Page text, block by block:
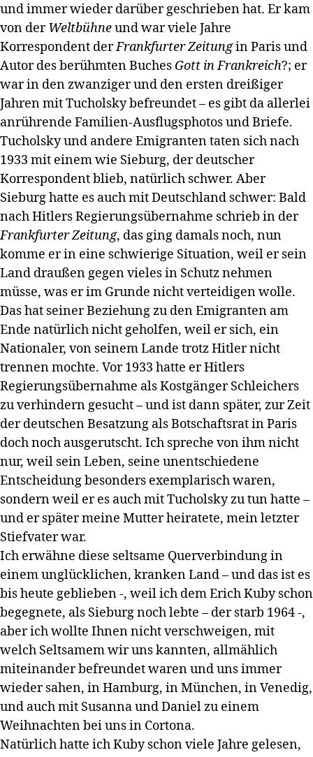
und immer wieder darüber geschrieben hat. Er kam
von derWeltbühneund war viele Jahre
Korrespondent derFrankfurter Zeitungin Paris und
Autor des berühmten Buches Gott in Frankreich?; er
war in den zwanziger und den ersten dreißiger
Jahren mit Tucholsky befreundet – es gibt da allerlei
anrührende Familien-Ausflugsphotos und Briefe.
Tucholsky und andere Emigranten taten sich nach
1933 mit einem wie Sieburg, der deutscher
Korrespondent blieb, natürlich schwer. Aber
Sieburg hatte es auch mit Deutschland schwer: Bald
nach Hitlers Regierungsübernahme schrieb in der
Frankfurter Zeitung, das ging damals noch, nun
komme er in eine schwierige Situation, weil er sein
Land draußen gegen vieles in Schutz nehmen
müsse, was er im Grunde nicht verteidigen wolle.
Das hat seiner Beziehung zu den Emigranten am
Ende natürlich nicht geholfen, weil er sich, ein
Nationaler, von seinem Lande trotz Hitler nicht
trennen mochte. Vor 1933 hatte er Hitlers
Regierungsübernahme als Kostgänger Schleichers
zu verhindern gesucht – und ist dann später, zur Zeit
der deutschen Besatzung als Botschaftsrat in Paris
doch noch ausgerutscht. Ich spreche von ihm nicht
nur, weil sein Leben, seine unentschiedene
Entscheidung besonders exemplarisch waren,
sondern weil er es auch mit Tucholsky zu tun hatte –
und er später meine Mutter heiratete, mein letzter
Stiefvater war.
Ich erwähne diese seltsame Querverbindung in
einem unglücklichen, kranken Land – und das ist es
bis heute geblieben -, weil ich dem Erich Kuby schon
begegnete, als Sieburg noch lebte – der starb 1964 -,
aber ich wollte Ihnen nicht verschweigen, mit
welch Seltsamem wir uns kannten, allmählich
miteinander befreundet waren und uns immer
wieder sahen, in Hamburg, in München, in Venedig,
und auch mit Susanna und Daniel zu einem
Weihnachten bei uns in Cortona.
Natürlich hatte ich Kuby schon viele Jahre gelesen,